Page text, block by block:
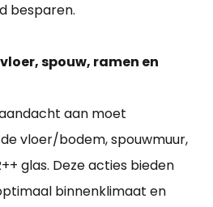
besparen.
spouw, ramen en
aan moet
vloer/bodem, spouwmuur,
glas. Deze acties bieden
binnenklimaat en